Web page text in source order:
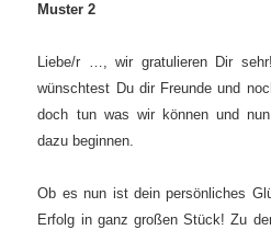
Muster 2
Liebe/r …, wir gratulieren Dir
wünschtest Du dir Freunde und
doch tun was wir können und
dazu beginnen.
Ob es nun ist dein persönliches
Erfolg in ganz großen Stück! Zu